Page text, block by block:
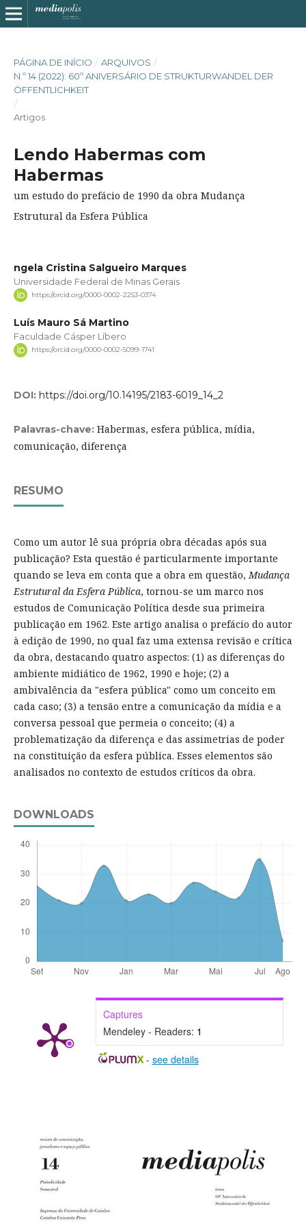
PÁGINA DE INÍCIO / ARQUIVOS /
N.º 14 (2022): 60º ANIVERSÁRIO DE STRUKTURWANDEL DER
ÖFFENTLICHKEIT
/
Artigos
Lendo Habermas com
Habermas
um estudo do prefácio de 1990 da obra Mudança
Estrutural da Esfera Pública
ngela Cristina Salgueiro Marques
Universidade Federal de Minas Gerais
https://orcid.org/0000-0002-2253-0374
Luís Mauro Sá Martino
Faculdade Cásper Líbero
https://orcid.org/0000-0002-5099-1741
DOI: https://doi.org/10.14195/2183-6019_14_2
Palavras-chave: Habermas, esfera pública, mídia,
comunicação, diferença
RESUMO
Como um autor lê sua própria obra décadas após sua
publicação? Esta questão é particularmente importante
quando se leva em conta que a obra em questão, Mudança
Estrutural da Esfera Pública, tornou-se um marco nos
estudos de Comunicação Política desde sua primeira
publicação em 1962. Este artigo analisa o prefácio do autor
à edição de 1990, no qual faz uma extensa revisão e crítica
da obra, destacando quatro aspectos: (1) as diferenças do
ambiente midiático de 1962, 1990 e hoje; (2) a
ambivalência da "esfera pública" como um conceito em
cada caso; (3) a tensão entre a comunicação da mídia e a
conversa pessoal que permeia o conceito; (4) a
problematização da diferença e das assimetrias de poder
na constituição da esfera pública. Esses elementos são
analisados no contexto de estudos críticos da obra.
DOWNLOADS
Captures
Mendeley - Readers: 1
- see details